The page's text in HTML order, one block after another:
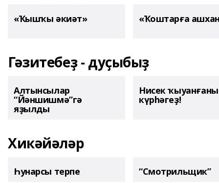
«Ҡышҡы әкиәт» «Ҡоштарға
Гәзитебеҙ - дуҫыбыҙ
Алтынсылар
“Йәншишмә”гә
яҙылды
Нисек
күрһәгеҙ!
Хикәйәләр
Һунарсы терпе “Смотрильщик”